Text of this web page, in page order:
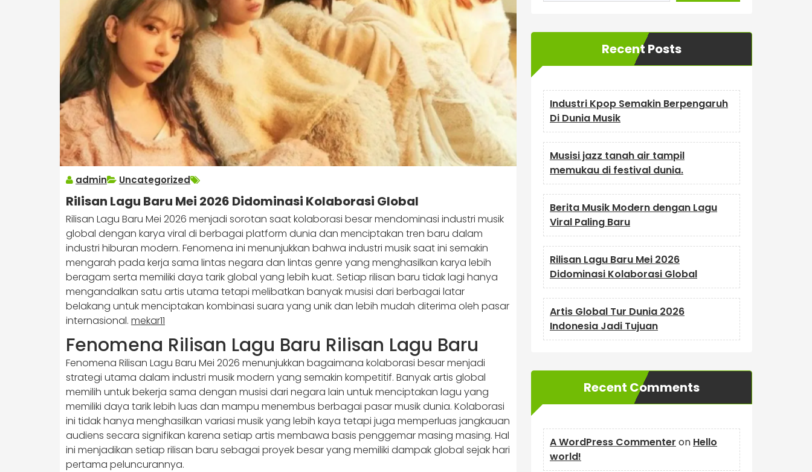
admin Uncategorized
Rilisan Lagu Baru Mei 2026 Didominasi Kolaborasi Global
Rilisan Lagu Baru Mei 2026 menjadi sorotan saat kolaborasi besar mendominasi industri musik
global dengan karya viral di berbagai platform dunia dan menciptakan tren baru dalam
industri hiburan modern. Fenomena ini menunjukkan bahwa industri musik saat ini semakin
mengarah pada kerja sama lintas negara dan lintas genre yang menghasilkan karya lebih
beragam serta memiliki daya tarik global yang lebih kuat. Setiap rilisan baru tidak lagi hanya
mengandalkan satu artis utama tetapi melibatkan banyak musisi dari berbagai latar
belakang untuk menciptakan kombinasi suara yang unik dan lebih mudah diterima oleh pasar
internasional. mekar11
Fenomena Rilisan Lagu Baru Rilisan Lagu Baru
Fenomena Rilisan Lagu Baru Mei 2026 menunjukkan bagaimana kolaborasi besar menjadi
strategi utama dalam industri musik modern yang semakin kompetitif. Banyak artis global
memilih untuk bekerja sama dengan musisi dari negara lain untuk menciptakan lagu yang
memiliki daya tarik lebih luas dan mampu menembus berbagai pasar musik dunia. Kolaborasi
ini tidak hanya menghasilkan variasi musik yang lebih kaya tetapi juga memperluas jangkauan
audiens secara signifikan karena setiap artis membawa basis penggemar masing masing. Hal
ini menjadikan setiap rilisan baru sebagai proyek besar yang memiliki dampak global sejak hari
pertama peluncurannya.
Recent Posts
Industri Kpop Semakin Berpengaruh
Di Dunia Musik
Musisi jazz tanah air tampil
memukau di festival dunia.
Berita Musik Modern dengan Lagu
Viral Paling Baru
Rilisan Lagu Baru Mei 2026
Didominasi Kolaborasi Global
Artis Global Tur Dunia 2026
Indonesia Jadi Tujuan
Recent Comments
A WordPress Commenter on Hello
world!